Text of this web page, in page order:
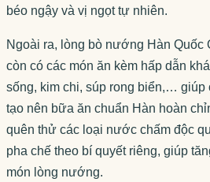
béo ngậy và vị ngọt tự nhiên.
Ngoài ra, lòng bò nướng Hàn Quốc
còn có các món ăn kèm hấp dẫn
sống, kim chi, súp rong biển,… giúp
tạo nên bữa ăn chuẩn Hàn hoàn
quên thử các loại nước chấm độc
pha chế theo bí quyết riêng, giúp
món lòng nướng.